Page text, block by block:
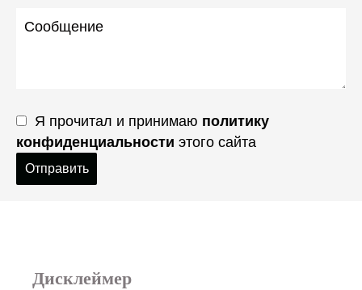
Я прочитал и принимаю политику
конфиденциальности этого сайта
Отправить
Дисклеймер